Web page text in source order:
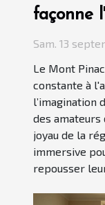
façonne
Sam. 13
Le Mont
constante à
l’imagination
des
joyau de la
immersive
repousser